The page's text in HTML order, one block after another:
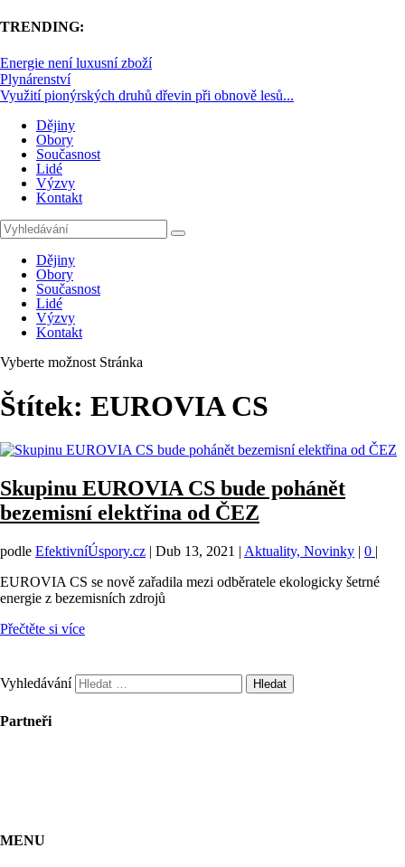
TRENDING:
Energie není luxusní zboží
Plynárenství
Využití pionýrských druhů dřevin při obnově lesů...
Dějiny
Obory
Současnost
Lidé
Výzvy
Kontakt
Dějiny
Obory
Současnost
Lidé
Výzvy
Kontakt
Vyberte možnost Stránka
Štítek: EUROVIA CS
Skupinu EUROVIA CS bude pohánět
bezemisní elektřina od ČEZ
podle EfektivníÚspory.cz | Dub 13, 2021 | Aktuality, Novinky | 0 |
EUROVIA CS se nově zařadila mezi odběratele ekologicky šetrné
energie z bezemisních zdrojů
Přečtěte si více
Vyhledávání
Partneři
MENU